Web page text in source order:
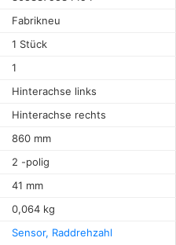
Fabrikneu
1 Stück
1
Hinterachse links
Hinterachse rechts
860 mm
2 -polig
41 mm
0,064 kg
Sensor, Raddrehzahl